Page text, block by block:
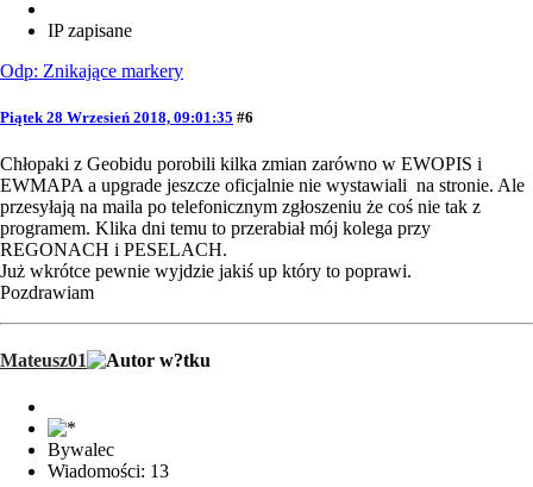
IP zapisane
Odp: Znikające markery
Piątek 28 Wrzesień 2018, 09:01:35 #6
Chłopaki z Geobidu porobili kilka zmian zarówno w EWOPIS i
EWMAPA a upgrade jeszcze oficjalnie nie wystawiali na stronie. Ale
przesyłają na maila po telefonicznym zgłoszeniu że coś nie tak z
programem. Klika dni temu to przerabiał mój kolega przy
REGONACH i PESELACH.
Już wkrótce pewnie wyjdzie jakiś up który to poprawi.
Pozdrawiam
Mateusz01
Bywalec
Wiadomości: 13